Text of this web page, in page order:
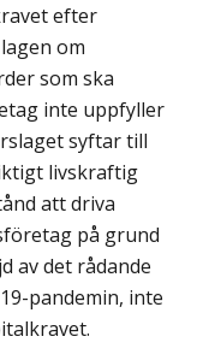
efter
om
som ska
inte uppfyller
syftar till
livskraftig
att driva
på grund
av det rådande
pandemin, inte